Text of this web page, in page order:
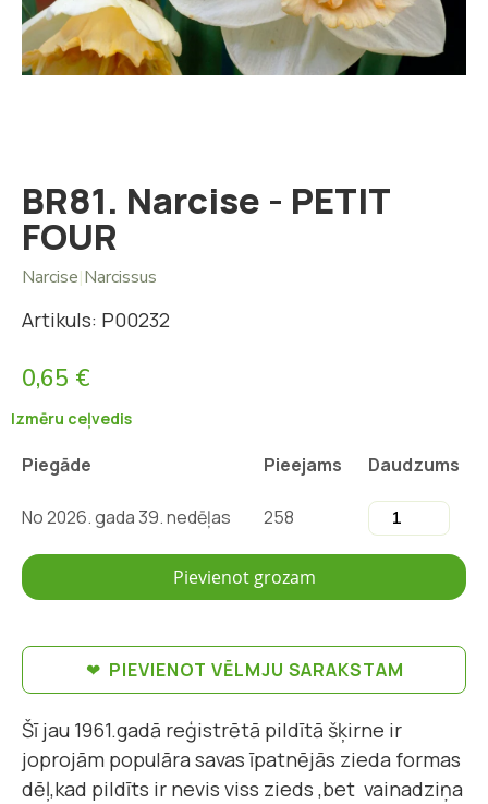
BR81. Narcise - PETIT
FOUR
Narcise|Narcissus
Artikuls: P00232
0,65 €
Izmēru ceļvedis
Piegāde Pieejams Daudzums
No 2026. gada 39. nedēļas 258
Pievienot grozam
PIEVIENOT VĒLMJU SARAKSTAM
Šī jau 1961.gadā reģistrētā pildītā šķirne ir
joprojām populāra savas īpatnējās zieda formas
dēļ,kad pildīts ir nevis viss zieds ,bet vainadziņa